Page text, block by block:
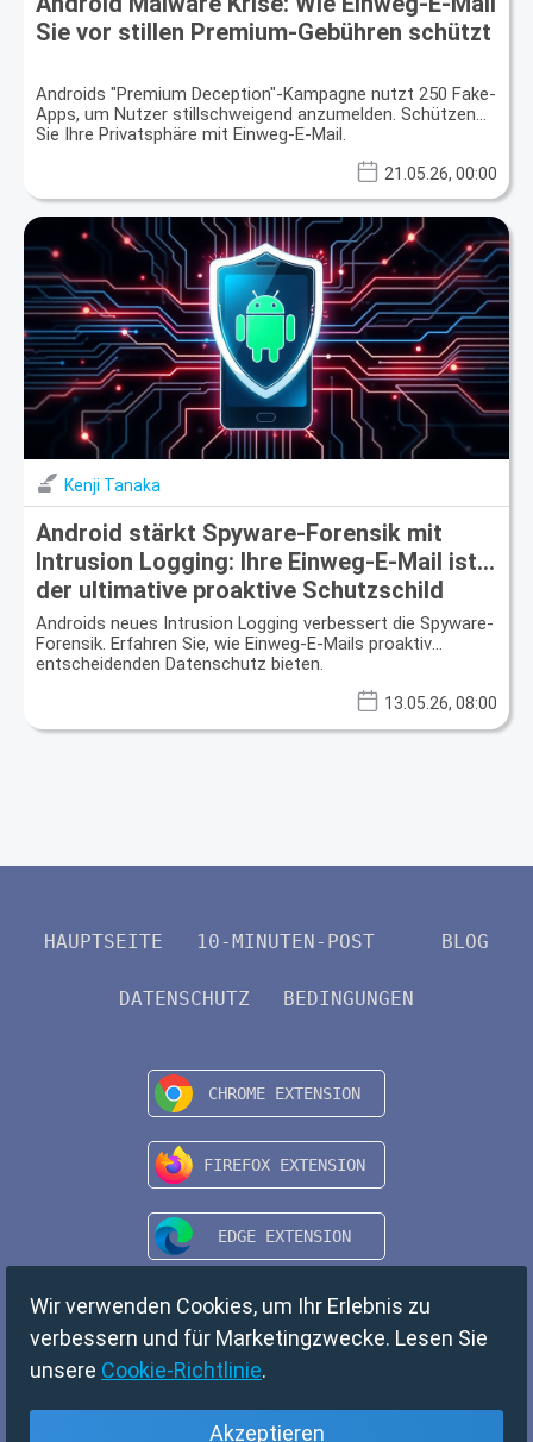
Sie vor stillen Premium-Gebühren schützt
Androids "Premium Deception"-Kampagne nutzt 250 Fake-
Apps, um Nutzer stillschweigend anzumelden. Schützen
Sie Ihre Privatsphäre mit Einweg-E-Mail.
21.05.26, 00:00
Kenji Tanaka
Android stärkt Spyware-Forensik mit
Intrusion Logging: Ihre Einweg-E-Mail ist
der ultimative proaktive Schutzschild
Androids neues Intrusion Logging verbessert die Spyware-
Forensik. Erfahren Sie, wie Einweg-E-Mails proaktiv
entscheidenden Datenschutz bieten.
13.05.26, 08:00
HAUPTSEITE 10-MINUTEN-POST BLOG
DATENSCHUTZ BEDINGUNGEN
Wir verwenden Cookies, um Ihr Erlebnis zu
verbessern und für Marketingzwecke. Lesen Sie
unsere Cookie-Richtlinie.
Akzeptieren